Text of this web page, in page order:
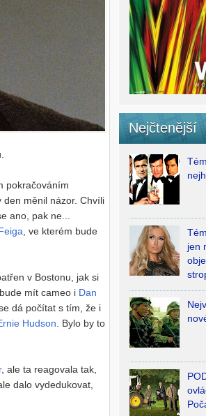
pokračováním
den měnil názor. Chvíli
ano, pak ne...
, ve kterém bude
v Bostonu, jak si
mít cameo i Dan
dá počítat s tím, že i
Hudson. Bylo by to
, ale ta reagovala tak,
dalo vydedukovat,
Nejčtenější
jen